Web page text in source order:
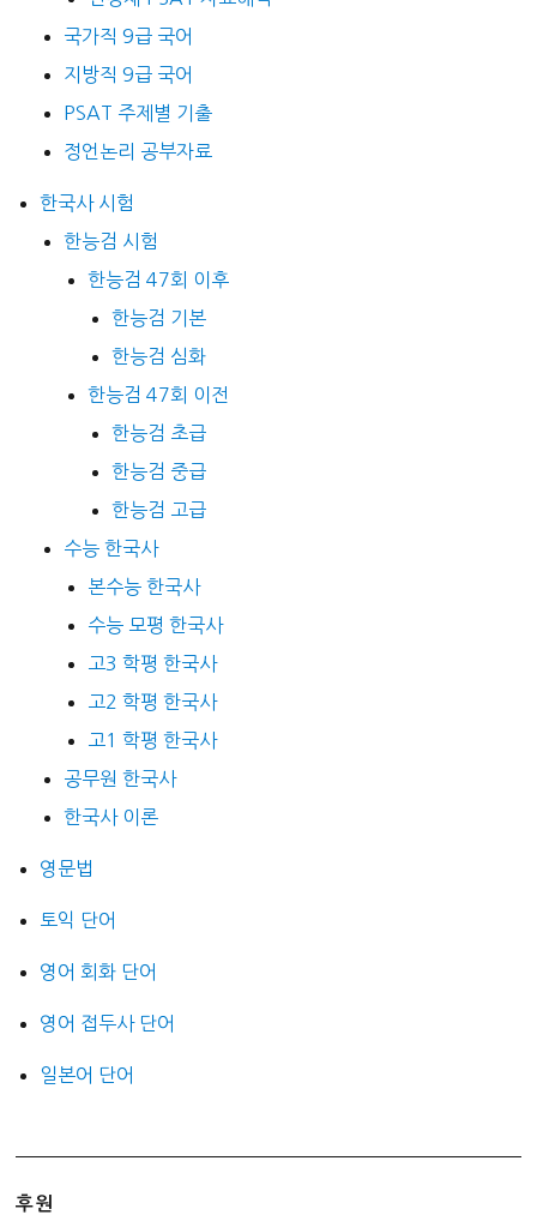
국가직 9급 국어
지방직 9급 국어
PSAT 주제별 기출
정언논리 공부자료
한국사 시험
한능검 시험
한능검 47회 이후
한능검 기본
한능검 심화
한능검 47회 이전
한능검 초급
한능검 중급
한능검 고급
수능 한국사
본수능 한국사
수능 모평 한국사
고3 학평 한국사
고2 학평 한국사
고1 학평 한국사
공무원 한국사
한국사 이론
영문법
토익 단어
영어 회화 단어
영어 접두사 단어
일본어 단어
후원